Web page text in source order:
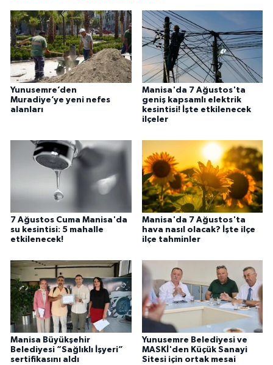
Yunusemre’den
Muradiye’ye yeni nefes
alanları
Manisa'da 7 Ağustos'ta
geniş kapsamlı elektrik
kesintisi! İşte etkilenecek
ilçeler
7 Ağustos Cuma Manisa'da
su kesintisi: 5 mahalle
etkilenecek!
Manisa'da 7 Ağustos'ta
hava nasıl olacak? İşte ilçe
ilçe tahminler
Manisa Büyükşehir
Belediyesi “Sağlıklı İşyeri”
sertifikasını aldı
Yunusemre Belediyesi ve
MASKİ'den Küçük Sanayi
Sitesi için ortak mesai